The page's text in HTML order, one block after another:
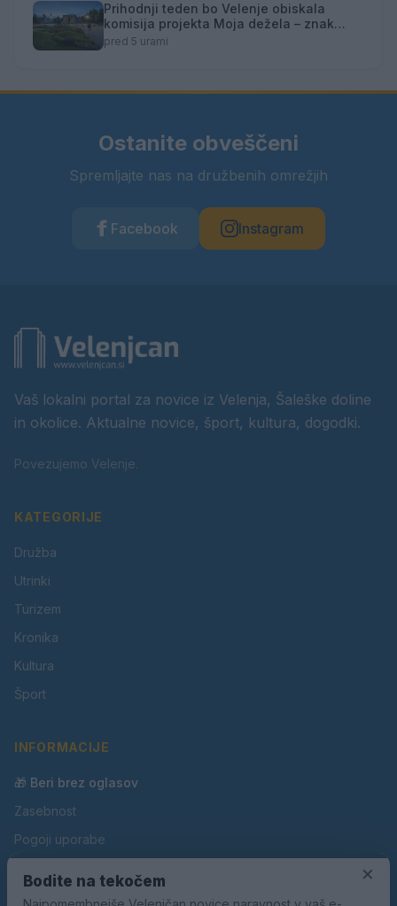
Prihodnji teden bo Velenje obiskala
komisija projekta Moja dežela – znak
gostoljubnosti
pred 5 urami
Ostanite obveščeni
Spremljajte nas na družbenih omrežjih
Facebook Instagram
Vaš lokalni portal za novice iz Velenja, Šaleške doline
in okolice. Aktualne novice, šport, kultura, dogodki.
Povezujemo Velenje.
KATEGORIJE
Družba
Utrinki
Turizem
Kronika
Kultura
Šport
INFORMACIJE
🎁 Beri brez oglasov
Zasebnost
Pogoji uporabe
Oglaševanje
×
Bodite na tekočem